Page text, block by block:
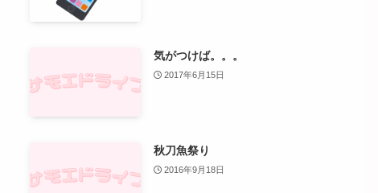
気がつけば。。。
2017年6月15日
秋刀魚祭り
2016年9月18日